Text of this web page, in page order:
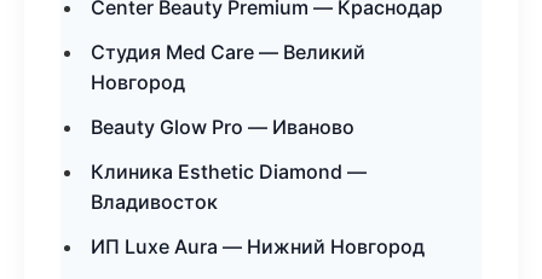
Center Beauty Premium — Краснодар
Студия Med Care — Великий
Новгород
Beauty Glow Pro — Иваново
Клиника Esthetic Diamond —
Владивосток
ИП Luxe Aura — Нижний Новгород